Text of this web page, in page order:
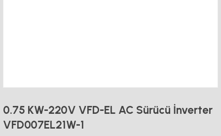
0.75 KW-220V VFD-EL AC Sürücü İnverter
VFD007EL21W-1